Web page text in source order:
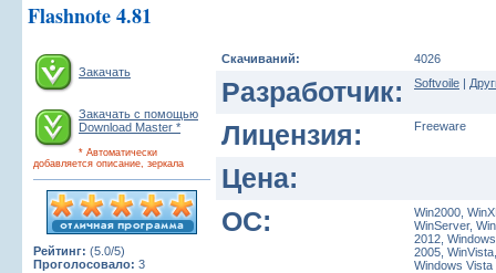
Flashnote 4.81
Закачать
Закачать с помощью
Download Master *
* Автоматически
добавляется описание, зеркала
Рейтинг: (5.0/5)
Проголосовало: 3
Скачиваний: 4026
Разработчик: Softvoile |
Лицензия: Freeware
Цена:
ОС:
Win2000,
WinServer,
2012,
2005,
Windows Vista